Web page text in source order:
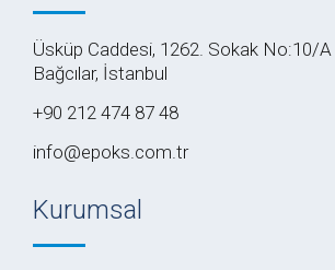
Üsküp Caddesi, 1262. Sokak No:10/A
Bağcılar, İstanbul
+90 212 474 87 48
info@epoks.com.tr
Kurumsal